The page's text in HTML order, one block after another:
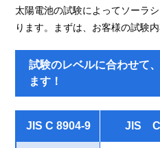
太陽電池の試験によってソーラ
ります。まずは、お客様の試験
試験のレベルに合わせて
ます！
JIS C 8904-9 JIS C